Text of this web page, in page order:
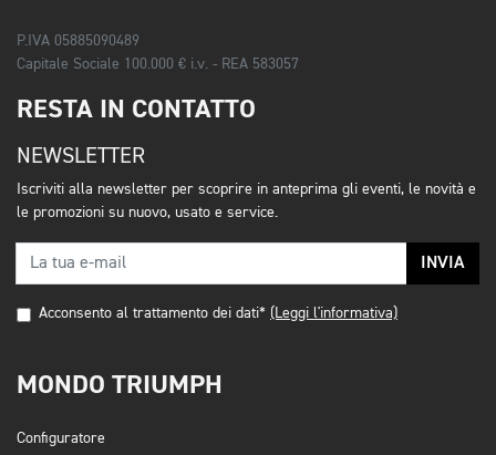
P.IVA 05885090489
Capitale Sociale 100.000 € i.v. - REA 583057
RESTA IN CONTATTO
NEWSLETTER
Iscriviti alla newsletter per scoprire in anteprima gli eventi, le novità e
le promozioni su nuovo, usato e service.
INVIA
Acconsento al trattamento dei dati* (Leggi l'informativa)
MONDO TRIUMPH
Configuratore